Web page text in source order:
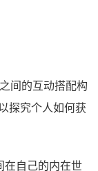
间的互动搭配构
探究个人如何获
在自己的内在世